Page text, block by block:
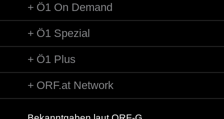
Ö1 On Demand
Ö1 Spezial
Ö1 Plus
ORF.at Network